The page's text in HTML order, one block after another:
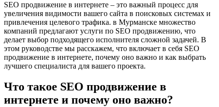
SEO продвижение в интернете – это важный процесс для
увеличения видимости вашего сайта в поисковых системах и
привлечения целевого трафика. в Мурманске множество
компаний предлагают услуги по SEO продвижению, что
делает выбор подходящего исполнителя сложной задачей. В
этом руководстве мы расскажем, что включает в себя SEO
продвижение в интернете, почему оно важно и как выбрать
лучшего специалиста для вашего проекта.
Что такое SEO продвижение в
интернете и почему оно важно?